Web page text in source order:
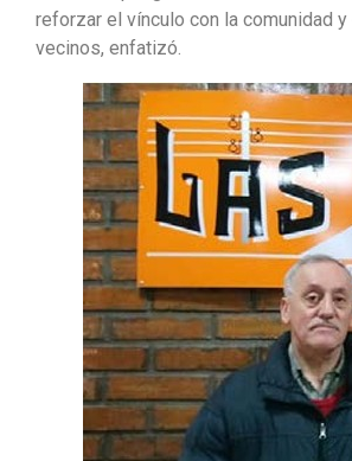
reforzar el vínculo con la comunidad
vecinos, enfatizó.